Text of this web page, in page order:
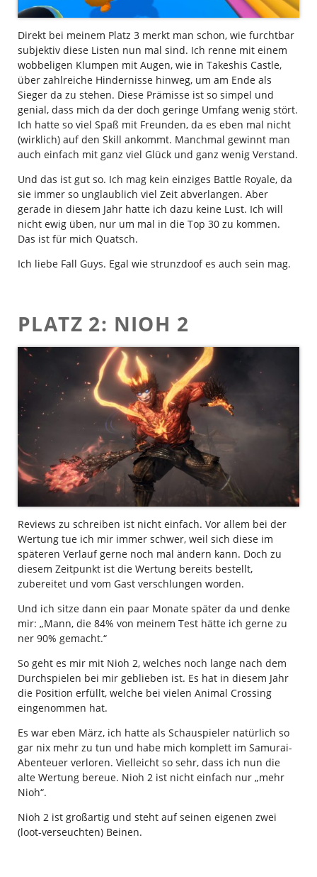
Direkt bei meinem Platz 3 merkt man schon, wie furchtbar
subjektiv diese Listen nun mal sind. Ich renne mit einem
wobbeligen Klumpen mit Augen, wie in Takeshis Castle,
über zahlreiche Hindernisse hinweg, um am Ende als
Sieger da zu stehen. Diese Prämisse ist so simpel und
genial, dass mich da der doch geringe Umfang wenig stört.
Ich hatte so viel Spaß mit Freunden, da es eben mal nicht
(wirklich) auf den Skill ankommt. Manchmal gewinnt man
auch einfach mit ganz viel Glück und ganz wenig Verstand.
Und das ist gut so. Ich mag kein einziges Battle Royale, da
sie immer so unglaublich viel Zeit abverlangen. Aber
gerade in diesem Jahr hatte ich dazu keine Lust. Ich will
nicht ewig üben, nur um mal in die Top 30 zu kommen.
Das ist für mich Quatsch.
Ich liebe Fall Guys. Egal wie strunzdoof es auch sein mag.
PLATZ 2: NIOH 2
Reviews zu schreiben ist nicht einfach. Vor allem bei der
Wertung tue ich mir immer schwer, weil sich diese im
späteren Verlauf gerne noch mal ändern kann. Doch zu
diesem Zeitpunkt ist die Wertung bereits bestellt,
zubereitet und vom Gast verschlungen worden.
Und ich sitze dann ein paar Monate später da und denke
mir: „Mann, die 84% von meinem Test hätte ich gerne zu
ner 90% gemacht.“
So geht es mir mit Nioh 2, welches noch lange nach dem
Durchspielen bei mir geblieben ist. Es hat in diesem Jahr
die Position erfüllt, welche bei vielen Animal Crossing
eingenommen hat.
Es war eben März, ich hatte als Schauspieler natürlich so
gar nix mehr zu tun und habe mich komplett im Samurai-
Abenteuer verloren. Vielleicht so sehr, dass ich nun die
alte Wertung bereue. Nioh 2 ist nicht einfach nur „mehr
Nioh“.
Nioh 2 ist großartig und steht auf seinen eigenen zwei
(loot-verseuchten) Beinen.